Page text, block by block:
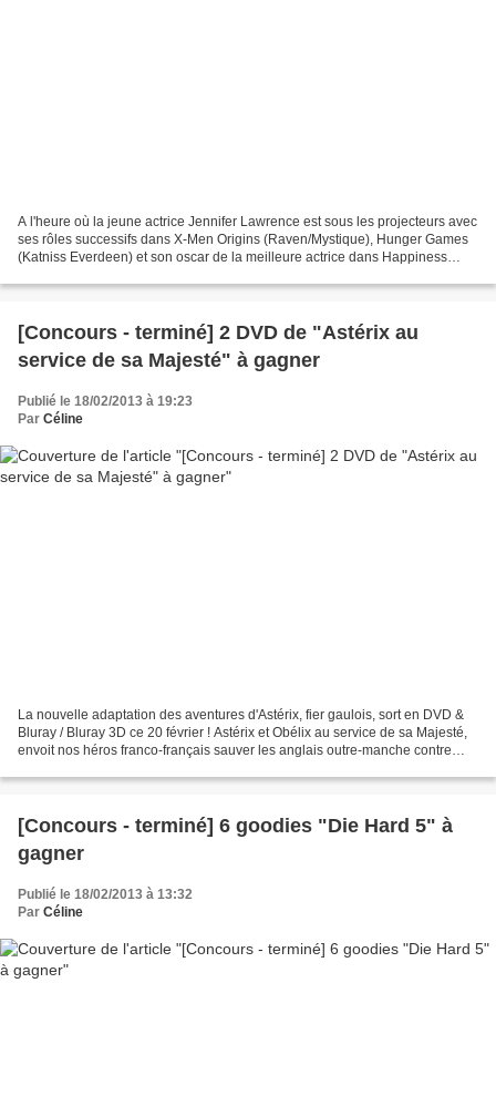
A l'heure où la jeune actrice Jennifer Lawrence est sous les projecteurs avec
ses rôles successifs dans X-Men Origins (Raven/Mystique), Hunger Games
(Katniss Everdeen) et son oscar de la meilleure actrice dans Happiness
[Concours - terminé] 2 DVD de "Astérix au
service de sa Majesté" à gagner
Publié le 18/02/2013 à 19:23
Par Céline
La nouvelle adaptation des aventures d'Astérix, fier gaulois, sort en DVD &
Bluray / Bluray 3D ce 20 février ! Astérix et Obélix au service de sa Majesté,
envoit nos héros franco-français sauver les anglais outre-manche contre
[Concours - terminé] 6 goodies "Die Hard 5" à
gagner
Publié le 18/02/2013 à 13:32
Par Céline